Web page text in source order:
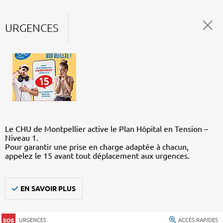
URGENCES
Le CHU de Montpellier active le Plan Hôpital en Tension –
Niveau 1.
Pour garantir une prise en charge adaptée à chacun,
appelez le 15 avant tout déplacement aux urgences.
EN SAVOIR PLUS
URGENCES ACCÈS RAPIDES